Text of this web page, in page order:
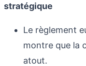
stratégique
Le règlement
montre que la
atout.